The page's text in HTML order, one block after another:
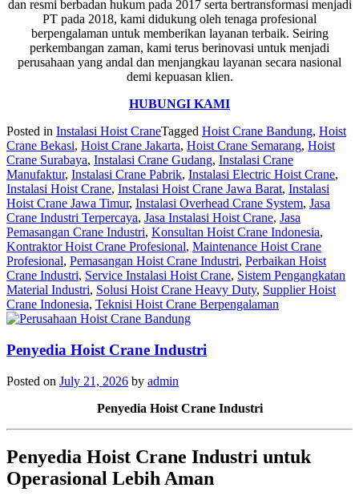
dan resmi berbadan hukum pada 2017 serta bertransformasi menjadi
PT pada 2018, kami didukung oleh tenaga profesional
berpengalaman untuk memberikan layanan terbaik. Seiring
perkembangan zaman, kami terus berinovasi untuk menjadi
perusahaan yang andal dan menjangkau layanan secara nasional
demi kepuasan klien.
HUBUNGI KAMI
Posted in Instalasi Hoist CraneTagged Hoist Crane Bandung, Hoist
Crane Bekasi, Hoist Crane Jakarta, Hoist Crane Semarang, Hoist
Crane Surabaya, Instalasi Crane Gudang, Instalasi Crane
Manufaktur, Instalasi Crane Pabrik, Instalasi Electric Hoist Crane,
Instalasi Hoist Crane, Instalasi Hoist Crane Jawa Barat, Instalasi
Hoist Crane Jawa Timur, Instalasi Overhead Crane System, Jasa
Crane Industri Terpercaya, Jasa Instalasi Hoist Crane, Jasa
Pemasangan Crane Industri, Konsultan Hoist Crane Indonesia,
Kontraktor Hoist Crane Profesional, Maintenance Hoist Crane
Profesional, Pemasangan Hoist Crane Industri, Perbaikan Hoist
Crane Industri, Service Instalasi Hoist Crane, Sistem Pengangkatan
Material Industri, Solusi Hoist Crane Heavy Duty, Supplier Hoist
Crane Indonesia, Teknisi Hoist Crane Berpengalaman
Penyedia Hoist Crane Industri
Posted on July 21, 2026 by admin
Penyedia Hoist Crane Industri
Penyedia Hoist Crane Industri untuk
Operasional Lebih Aman